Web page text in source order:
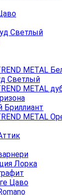
Светлый
METAL
Светлый
METAL
METAL
Лорка
Цаво